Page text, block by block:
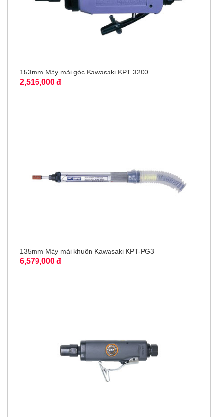
153mm Máy mài góc Kawasaki KPT-3200
2,516,000 đ
135mm Máy mài khuôn Kawasaki KPT-PG3
6,579,000 đ